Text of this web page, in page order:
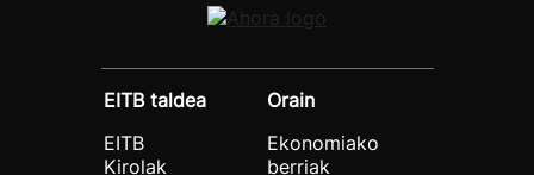
EITB taldea
EITB
Kirolak
Orain
Ekonomiako
berriak